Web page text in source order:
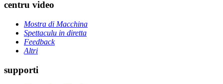
centru video
Mostra di Macchina
Spettaculu in diretta
Feedback
Altri
supporti